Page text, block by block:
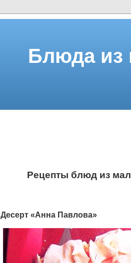
Блюда из
Рецепты блюд из
Десерт «Анна Павлова»